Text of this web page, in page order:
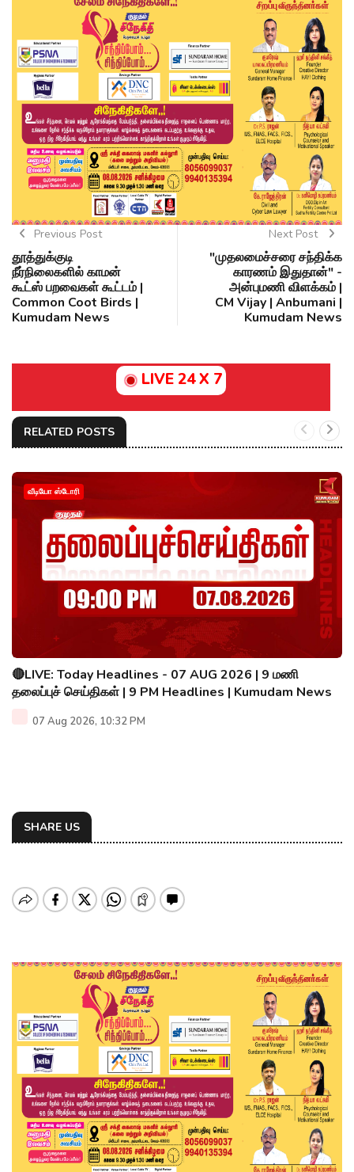
Previous Post
தூத்துக்குடி
நீர்நிலைகளில் காமன்
கூட்ஸ் பறவைகள் கூட்டம் |
Common Coot Birds |
Kumudam News
Next Post
"முதலமைச்சரை சந்திக்க
காரணம் இதுதான்" -
அன்புமணி விளக்கம் |
CM Vijay | Anbumani |
Kumudam News
LIVE 24 X 7
RELATED POSTS
வீடியோ ஸ்டோரி
🔴LIVE: Today Headlines - 07 AUG 2026 | 9 மணி
தலைப்புச் செய்திகள் | 9 PM Headlines | Kumudam News
07 Aug 2026, 10:32 PM
SHARE US